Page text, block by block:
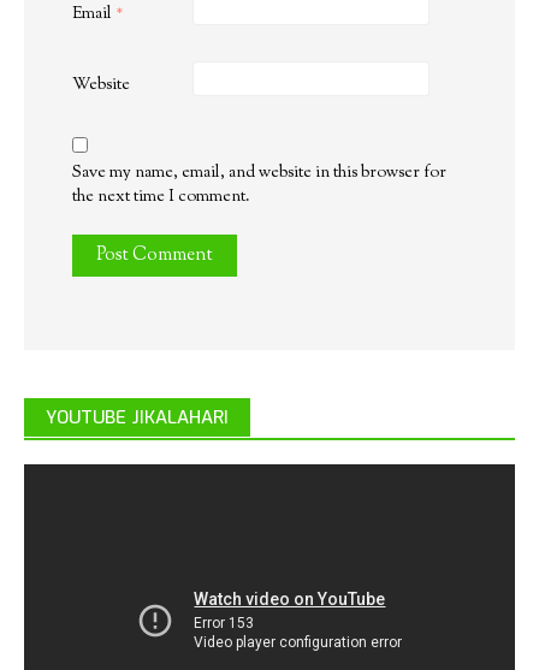
Email *
Website
Save my name, email, and website in this browser for
the next time I comment.
YOUTUBE JIKALAHARI